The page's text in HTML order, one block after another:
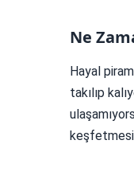
Ne
Hayal
takılıp